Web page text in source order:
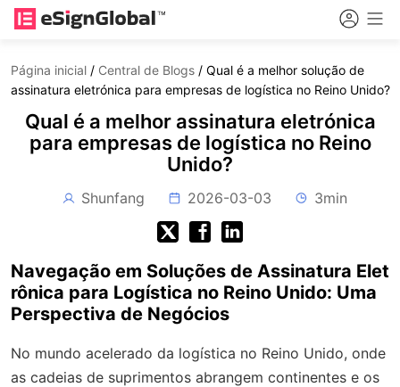
Página inicial / Central de Blogs / Qual é a melhor solução de
assinatura eletrónica para empresas de logística no Reino Unido?
Qual é a melhor assinatura eletrónica
para empresas de logística no Reino
Unido?
Shunfang 2026-03-03 3min
Navegação em Soluções de Assinatura Elet
rônica para Logística no Reino Unido: Uma
Perspectiva de Negócios
No mundo acelerado da logística no Reino Unido, onde
as cadeias de suprimentos abrangem continentes e os